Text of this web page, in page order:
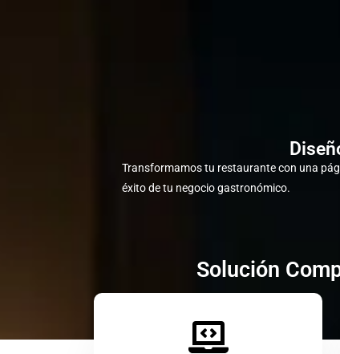
Transformamos tu restaurante con una
éxito de tu negocio gastronómico.
Solución